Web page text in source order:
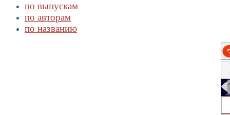
по выпускам
по авторам
по названию